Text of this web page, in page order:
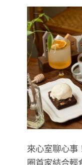
來心室聊心事
圈首家結合輕